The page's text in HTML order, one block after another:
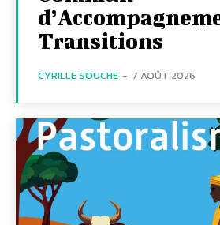
Transitions
CYRILLE SOUCHE - 7 AOÛT 2026